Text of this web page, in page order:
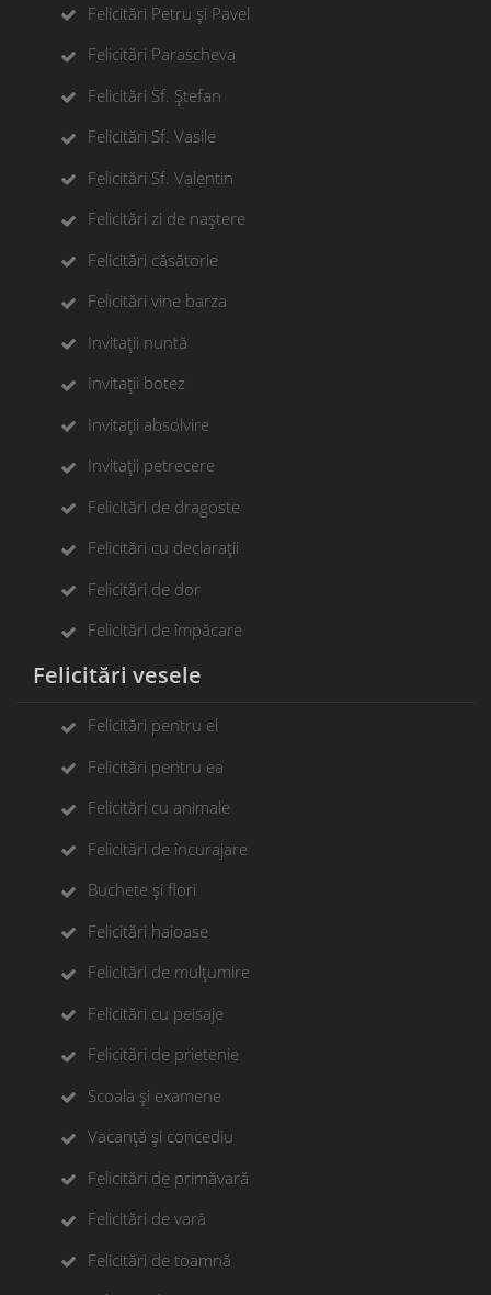
Felicitări Petru și Pavel
Felicitări Parascheva
Felicitări Sf. Ștefan
Felicitări Sf. Vasile
Felicitări Sf. Valentin
Felicitări zi de naștere
Felicitări căsătorie
Felicitări vine barza
Invitații nuntă
Invitații botez
Invitații absolvire
Invitații petrecere
Felicitări de dragoste
Felicitări cu declarații
Felicitări de dor
Felicitări de împăcare
Felicitări vesele
Felicitări pentru el
Felicitări pentru ea
Felicitări cu animale
Felicitări de încurajare
Buchete și flori
Felicitări haioase
Felicitări de mulțumire
Felicitări cu peisaje
Felicitări de prietenie
Scoala și examene
Vacanță și concediu
Felicitări de primăvară
Felicitări de vară
Felicitări de toamnă